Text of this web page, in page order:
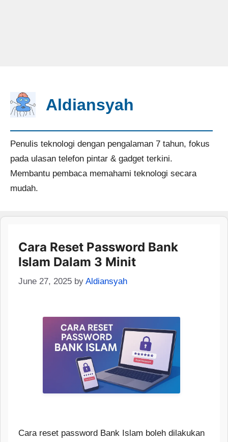
Aldiansyah
Penulis teknologi dengan pengalaman 7 tahun, fokus
pada ulasan telefon pintar & gadget terkini.
Membantu pembaca memahami teknologi secara
mudah.
Cara Reset Password Bank
Islam Dalam 3 Minit
June 27, 2025 by Aldiansyah
Cara reset password Bank Islam boleh dilakukan